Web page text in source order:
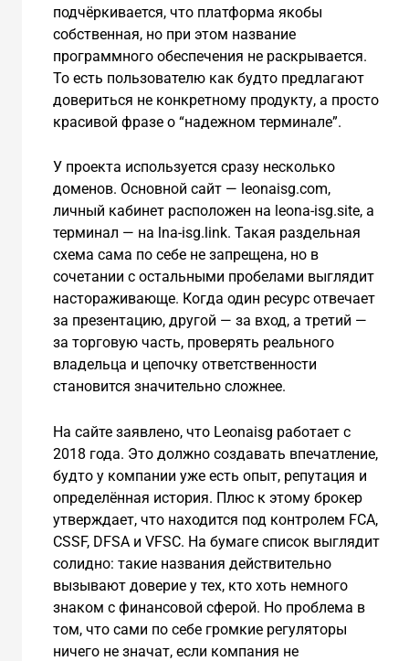
подчёркивается, что платформа якобы
собственная, но при этом название
программного обеспечения не раскрывается.
То есть пользователю как будто предлагают
довериться не конкретному продукту, а просто
красивой фразе о “надежном терминале”.
У проекта используется сразу несколько
доменов. Основной сайт — leonaisg.com,
личный кабинет расположен на leona-isg.site, а
терминал — на lna-isg.link. Такая раздельная
схема сама по себе не запрещена, но в
сочетании с остальными пробелами выглядит
настораживающе. Когда один ресурс отвечает
за презентацию, другой — за вход, а третий —
за торговую часть, проверять реального
владельца и цепочку ответственности
становится значительно сложнее.
На сайте заявлено, что Leonaisg работает с
2018 года. Это должно создавать впечатление,
будто у компании уже есть опыт, репутация и
определённая история. Плюс к этому брокер
утверждает, что находится под контролем FCA,
CSSF, DFSA и VFSC. На бумаге список выглядит
солидно: такие названия действительно
вызывают доверие у тех, кто хоть немного
знаком с финансовой сферой. Но проблема в
том, что сами по себе громкие регуляторы
ничего не значат, если компания не